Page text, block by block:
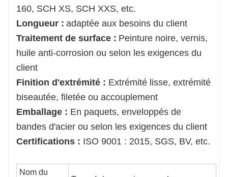
160, SCH XS, SCH XXS, etc.
Longueur : adaptée aux besoins du client
Traitement de surface : Peinture noire, vernis,
huile anti-corrosion ou selon les exigences du
client
Finition d'extrémité : Extrémité lisse, extrémité
biseautée, filetée ou accouplement
Emballage : En paquets, enveloppés de
bandes d'acier ou selon les exigences du client
Certifications : ISO 9001 : 2015, SGS, BV, etc.
Nom du